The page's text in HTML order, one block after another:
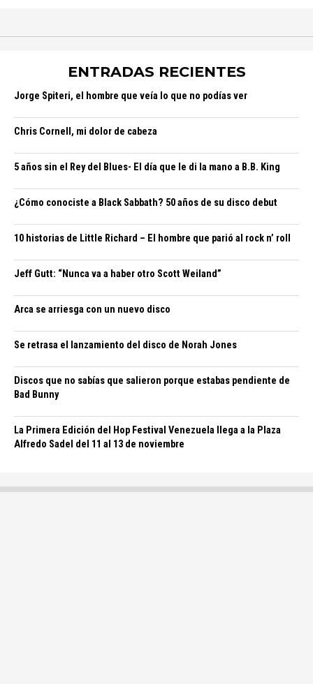
ENTRADAS RECIENTES
Jorge Spiteri, el hombre que veía lo que no podías ver
Chris Cornell, mi dolor de cabeza
5 años sin el Rey del Blues- El día que le di la mano a B.B. King
¿Cómo conociste a Black Sabbath? 50 años de su disco debut
10 historias de Little Richard – El hombre que parió al rock n’ roll
Jeff Gutt: “Nunca va a haber otro Scott Weiland”
Arca se arriesga con un nuevo disco
Se retrasa el lanzamiento del disco de Norah Jones
Discos que no sabías que salieron porque estabas pendiente de
Bad Bunny
La Primera Edición del Hop Festival Venezuela llega a la Plaza
Alfredo Sadel del 11 al 13 de noviembre